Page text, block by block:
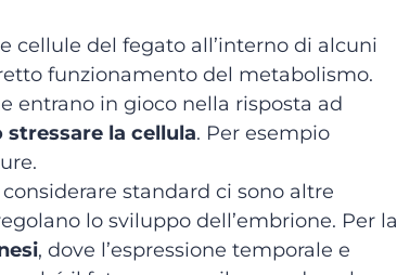
cellule del fegato all’interno di alcuni
funzionamento del metabolismo.
entrano in gioco nella risposta ad
la cellula. Per esempio
standard ci sono altre
lo sviluppo dell’embrione. Per la
, dove l’espressione temporale e